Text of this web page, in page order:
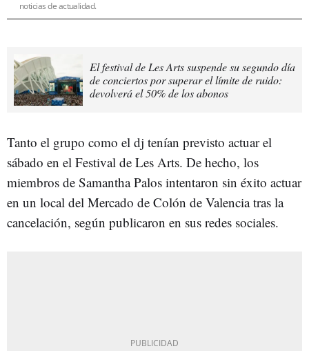
noticias de actualidad.
El festival de Les Arts suspende su segundo día
de conciertos por superar el límite de ruido:
devolverá el 50% de los abonos
Tanto el grupo como el dj tenían previsto actuar el
sábado en el Festival de Les Arts. De hecho, los
miembros de Samantha Palos intentaron sin éxito actuar
en un local del Mercado de Colón de Valencia tras la
cancelación, según publicaron en sus redes sociales.